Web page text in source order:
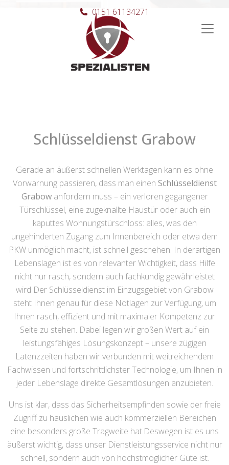
Hauptnavigation
0151 61134271
Schlüsseldienst Grabow
Gerade an äußerst schnellen Werktagen kann es ohne
Vorwarnung passieren, dass man einen Schlüsseldienst
Grabowanfordern muss – ein verloren gegangener
Türschlüssel, eine zugeknallte Haustür oder auch ein
kaputtes Wohnungstürschloss: alles, was den
ungehinderten Zugang zum Innenbereich oder etwa dem
PKW unmöglich macht, ist schnell geschehen. In derartigen
Lebenslagen ist es von relevanter Wichtigkeit, dass Hilfe
nicht nur rasch, sondern auch fachkundig gewährleistet
wird Der Schlüsseldienst im Einzugsgebiet von Grabow
steht Ihnen genau für diese Notlagen zur Verfügung, um
Ihnen rasch, effizient und mit maximaler Kompetenz zur
Seite zu stehen. Dabei legen wir großen Wert auf ein
leistungsfähiges Lösungskonzept – unsere zügigen
Latenzzeiten haben wir verbunden mit weitreichendem
Fachwissen und fortschrittlichster Technologie, um Ihnen in
jeder Lebenslage direkte Gesamtlösungen anzubieten.
Uns ist klar, dass das Sicherheitsempfinden sowie der freie
Zugriff zu häuslichen wie auch kommerziellen Bereichen
eine besonders große Tragweite hat.Deswegen ist es uns
äußerst wichtig, dass unser Dienstleistungsservice nicht nur
schnell, sondern auch von höchstmöglicher Güte ist.